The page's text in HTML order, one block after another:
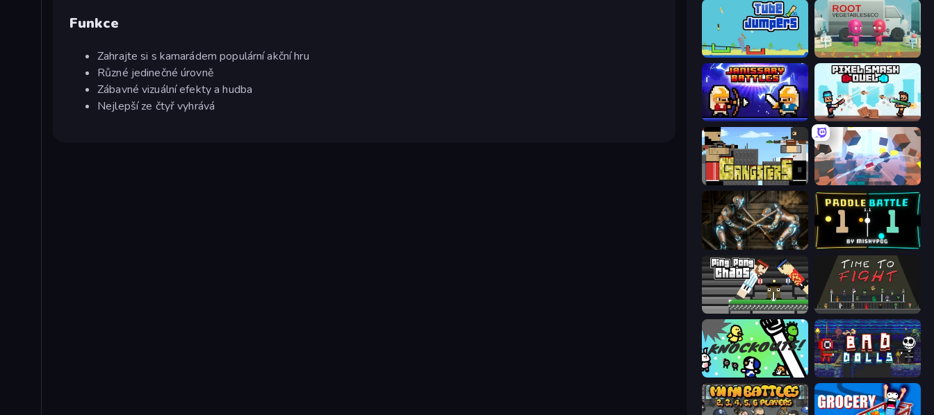
Funkce
Zahrajte si s kamarádem populární akční hru
Různé jedinečné úrovně
Zábavné vizuální efekty a hudba
Nejlepší ze čtyř vyhrává
Tube Jumpers Root Vegetables & Co
Janissary Battles Pixel Smash Duel
Gangsters Cubic Rush
Striker Dummies Paddle Battle
Ping Pong Chaos Time to Fight
KNOCKOUTS! Bad Dolls